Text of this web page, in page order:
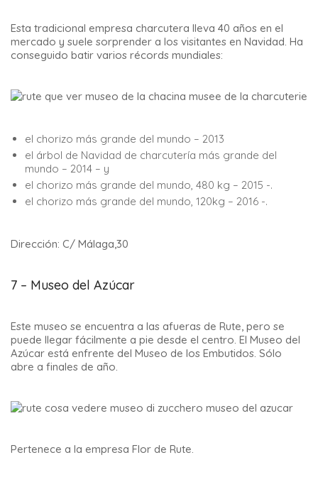
Esta tradicional empresa charcutera lleva 40 años en el
mercado y suele sorprender a los visitantes en Navidad. Ha
conseguido batir varios récords mundiales:
el chorizo más grande del mundo – 2013
el árbol de Navidad de charcutería más grande del
mundo – 2014 – y
el chorizo más grande del mundo, 480 kg – 2015 -.
el chorizo más grande del mundo, 120kg – 2016 -.
Dirección: C/ Málaga,30
7 – Museo del Azúcar
Este museo se encuentra a las afueras de Rute, pero se
puede llegar fácilmente a pie desde el centro. El Museo del
Azúcar está enfrente del Museo de los Embutidos. Sólo
abre a finales de año.
Pertenece a la empresa Flor de Rute.